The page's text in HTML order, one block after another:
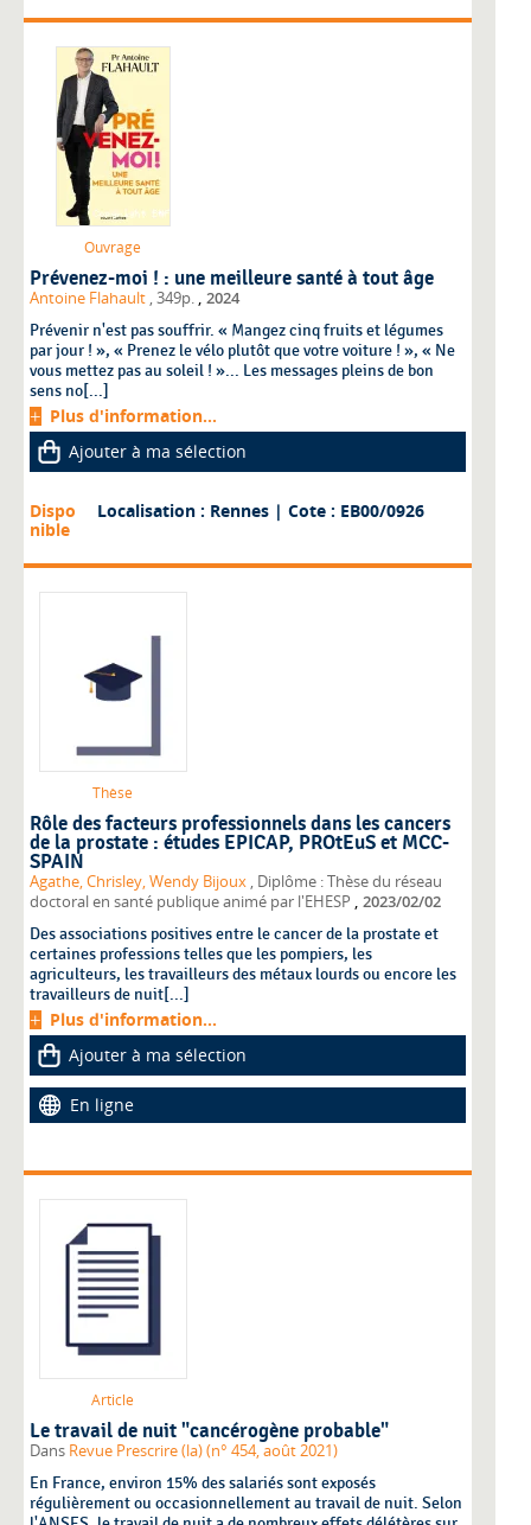
Ouvrage
Prévenez-moi ! : une meilleure santé à tout âge
Antoine Flahault , 349p. 2024
Prévenir n'est pas souffrir. « Mangez cinq fruits et légumes
par jour ! », « Prenez le vélo plutôt que votre voiture ! », « Ne
vous mettez pas au soleil ! »... Les messages pleins de bon
sens no[...]
Plus d'information...
Ajouter à ma sélection
Dispo
nible
Localisation : Rennes | Cote : EB00/0926
Thèse
Rôle des facteurs professionnels dans les cancers
de la prostate : études EPICAP, PROtEuS et MCC-
SPAIN
Agathe, Chrisley, Wendy Bijoux , Diplôme : Thèse du réseau
doctoral en santé publique animé par l'EHESP
2023/02/02
Des associations positives entre le cancer de la prostate et
certaines professions telles que les pompiers, les
agriculteurs, les travailleurs des métaux lourds ou encore les
travailleurs de nuit[...]
Plus d'information...
Ajouter à ma sélection
En ligne
Article
Le travail de nuit "cancérogène probable"
Dans Revue Prescrire (la) (n° 454, août 2021)
En France, environ 15% des salariés sont exposés
régulièrement ou occasionnellement au travail de nuit. Selon